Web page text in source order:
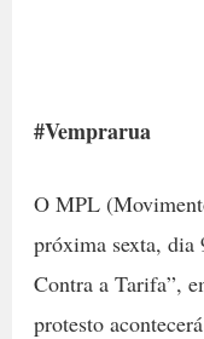
#Vemprarua
O MPL
próxima sexta, dia
Contra a Tarifa”,
protesto